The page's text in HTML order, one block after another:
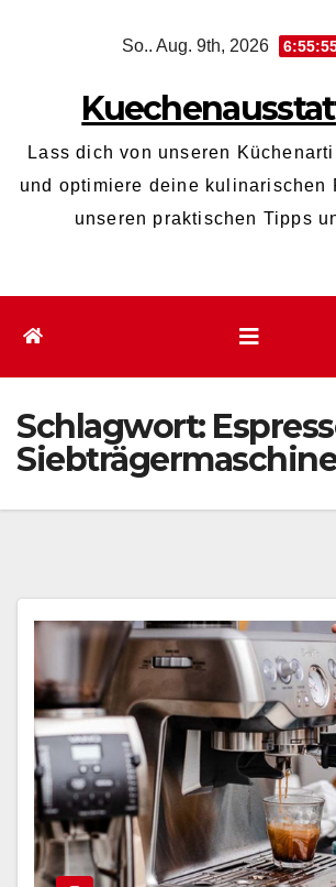
So.. Aug. 9th, 2026
Lass dich von unseren
und optimiere deine kulinarischen
unseren praktischen Tipps
Schlagwort:
Siebträgermaschine